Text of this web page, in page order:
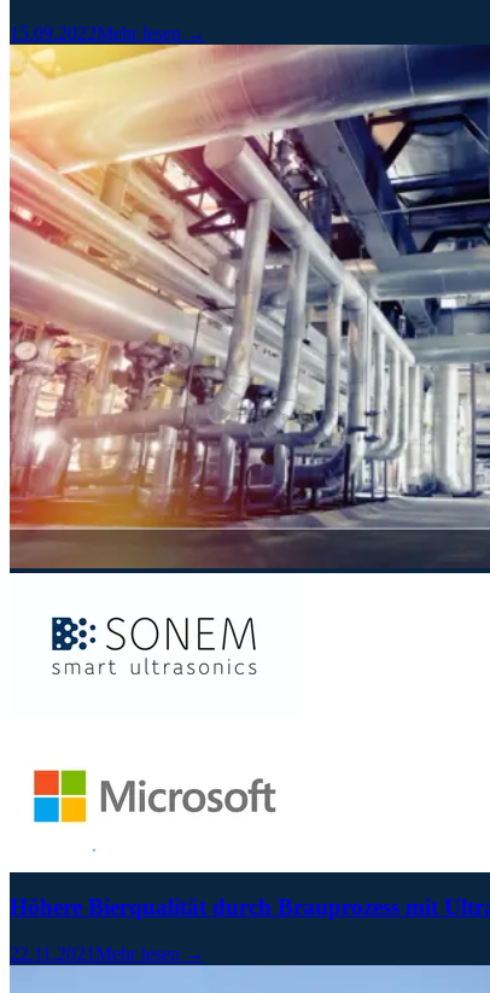
15.09.2022Mehr lesen →
Höhere Bierqualität durch Brauprozess mit
22.11.2021Mehr lesen →